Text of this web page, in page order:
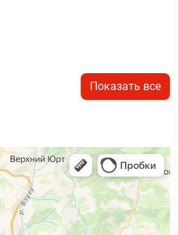
Показать все